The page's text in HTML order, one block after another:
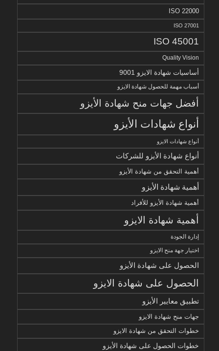
ISO 22000
ISO 27001
ISO 45001
Quality Vision
أساسيات شهادة الايزو 9001
أسباب مهمة للحصول شهادة الايزو
أفضل جهات منح شهادة الأيزو
أنواع شهادات الأيزو
أنواع شهادات الايزو
أنواع شهادة الأيزو للشركات
أهمية التحقق من شهادة الأيزو
أهمية شهادة الأيزو
أهمية شهادة الأيزو للأفراد
أهمية شهادة الايزو
إدارة الجودة
اختيار جهة منح الايزو
الحصول على شهادة الأيزو
الحصول على شهادة الايزو
تطبيق معايير الأيزو
جهات منح شهادة الايزو
خطوات التحقق من شهادة الايزو
خطوات الحصول على شهادة الأيزو